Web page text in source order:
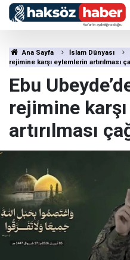
Ana Sayfa İslam Dünyası
rejimine karşı eylemlerin artırılması
Ebu
rejimine
artırılması